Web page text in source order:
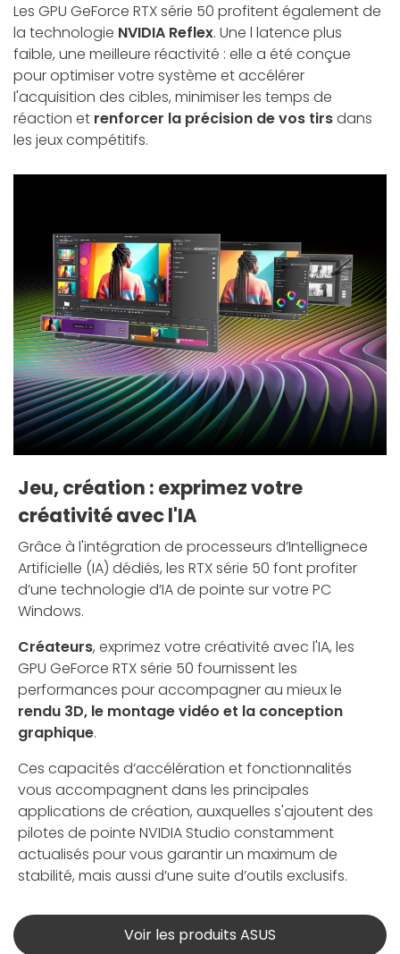
Les GPU GeForce RTX série 50 profitent également de
la technologie NVIDIA Reflex. Une l latence plus
faible, une meilleure réactivité : elle a été conçue
pour optimiser votre système et accélérer
l'acquisition des cibles, minimiser les temps de
réaction et renforcer la précision de vos tirsdans
les jeux compétitifs.
Jeu, création : exprimez votre
créativité avec l'IA
Grâce à l'intégration de processeurs d’Intellignece
Artificielle (IA) dédiés, les RTX série 50 font profiter
d’une technologie d’IA de pointe sur votre PC
Windows.
Créateurs, exprimez votre créativité avec l'IA, les
GPU GeForce RTX série 50 fournissent les
performances pour accompagner au mieux le
rendu 3D, le montage vidéo et la conception
graphique.
Ces capacités d’accélération et fonctionnalités
vous accompagnent dans les principales
applications de création, auxquelles s'ajoutent des
pilotes de pointe NVIDIA Studio constamment
actualisés pour vous garantir un maximum de
stabilité, mais aussi d’une suite d’outils exclusifs.
Voir les produits ASUS